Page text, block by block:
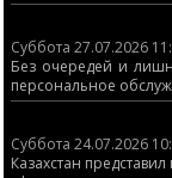
Суббота 27.07.2026
Без очередей и
персональное
Суббота 24.07.2026
Казахстан